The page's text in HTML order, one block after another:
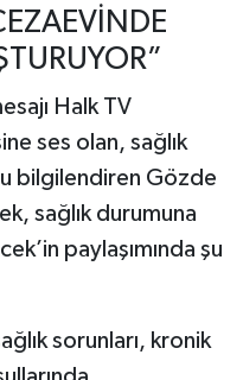
Halk TV
ses olan, sağlık
bilgilendiren Gözde
sağlık durumuna
paylaşımında şu
sorunları, kronik